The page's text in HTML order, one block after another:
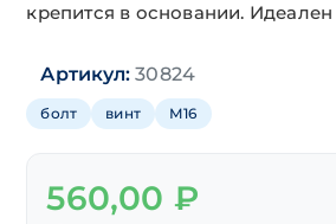
крепится в основании.
Артикул: 30824
болт винт М16
560,00 ₽